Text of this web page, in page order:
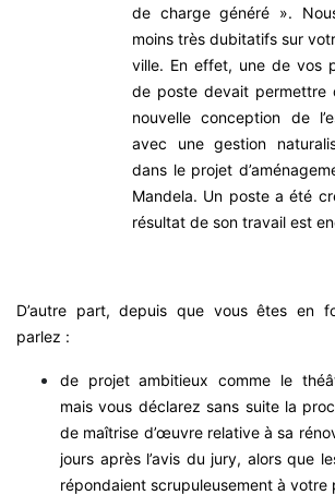
de charge généré ».
moins très dubitatifs sur
ville. En effet, une de vos
de poste devait permettre
nouvelle conception de
avec une gestion
dans le projet
Mandela. Un poste a été
résultat de son travail est
D’autre part, depuis que vous êtes en
parlez :
de projet ambitieux comme le
mais vous déclarez sans suite la
de maîtrise d’œuvre relative à sa
jours après l’avis du jury, alors que
répondaient scrupuleusement à votre